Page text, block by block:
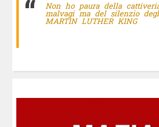
Non ho paura della
malvagi ma del silenzio
MARTIN LUTHER KING